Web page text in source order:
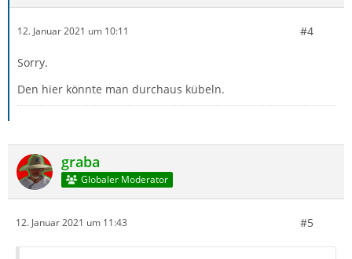
12. Januar 2021 um 10:11 #4
Sorry.
Den hier könnte man durchaus kübeln.
graba
Globaler Moderator
12. Januar 2021 um 11:43 #5